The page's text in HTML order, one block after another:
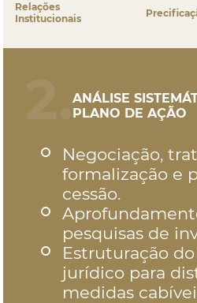
Relações
Institucionais
ANÁLISE
PLANO DE AÇÃO
Negociação,
formalização e
cessão.
pesquisas de
Estruturação
jurídico para
medidas